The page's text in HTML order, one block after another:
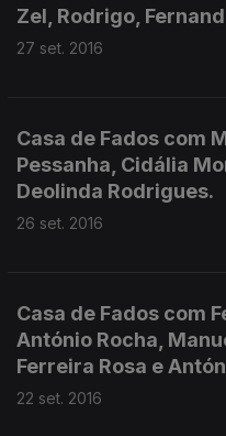
Zel, Rodrigo,
27 set. 2016
Casa de Fados com
Pessanha, Cidália
Deolinda Rodrigues.
26 set. 2016
Casa de Fados com
António Rocha,
Ferreira Rosa e
22 set. 2016